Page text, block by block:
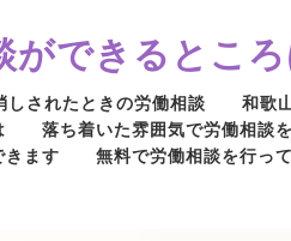
ができるとこ
されたときの労働相談 和歌
落ち着いた雰囲気で労働相談
きます
無料で労働相談を行っ